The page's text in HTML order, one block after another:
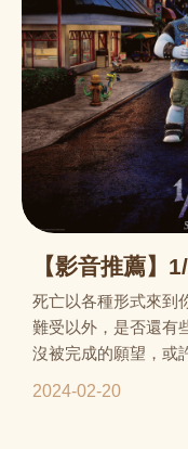
【影音推薦】
死亡以各種形式來到
難受以外，是否還有
沒被完成的願望，或
2024-02-20